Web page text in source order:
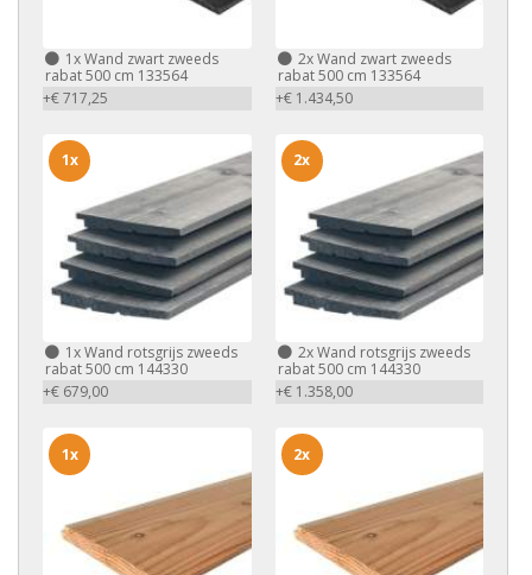
1xWand zwart zweeds
rabat 500 cm 133564
+€ 717,25
2xWand zwart zweeds
rabat 500 cm 133564
+€ 1.434,50
1xWand rotsgrijs zweeds
rabat 500 cm 144330
+€ 679,00
1x
2xWand rotsgrijs zweeds
rabat 500 cm 144330
+€ 1.358,00
2x
1x 2x